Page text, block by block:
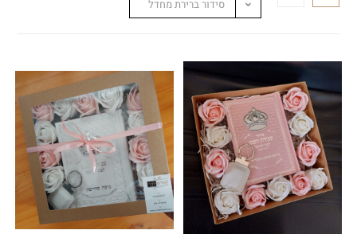
סידור ברירת מחדל